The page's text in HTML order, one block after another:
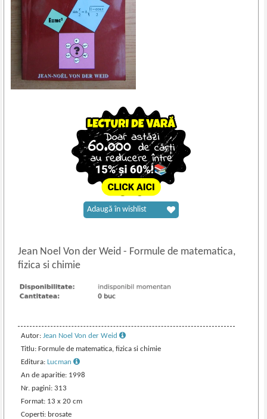
Jean Noel Von der Weid- Formule de matematica,
fizica si chimie
Autor: Jean Noel Von der Weid
Titlu: Formule de matematica, fizica si chimie
Editura:Lucman
An de aparitie: 1998
Nr. pagini: 313
Format: 13 x 20 cm
Coperti: brosate
Adaugă în wishlist